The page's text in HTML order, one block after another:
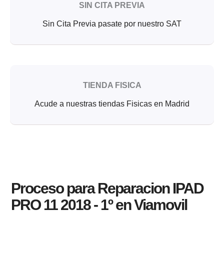
SIN CITA PREVIA
Sin Cita Previa pasate por nuestro SAT
TIENDA FISICA
Acude a nuestras tiendas Fisicas en Madrid
Proceso para Reparacion IPAD
PRO 11 2018 - 1º en Viamovil